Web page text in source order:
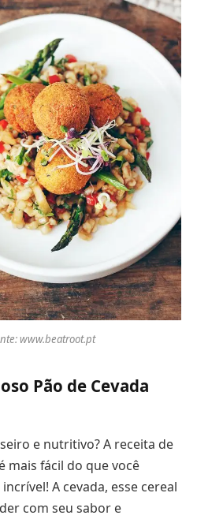
www.beatroot.pt
Pão de Cevada
e nutritivo? A receita de
mais fácil do que você
A cevada, esse cereal
com seu sabor e